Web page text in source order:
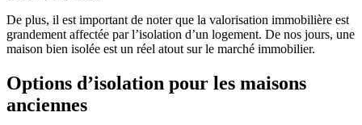
De plus, il est important de noter que la valorisation immobilière est
grandement affectée par l’isolation d’un logement. De nos jours, une
maison bien isolée est un réel atout sur le marché immobilier.
Options d’isolation pour les maisons
anciennes